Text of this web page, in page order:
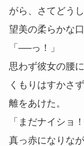
がら、さてどう
望美の柔らかな
「──っ！」
思わず彼女の腰
くもりはすかさ
離をあけた。
「まだナイショ！
真っ赤になりなが